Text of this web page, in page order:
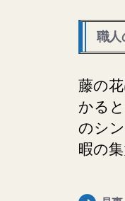
職人
藤の
かる
のシ
暇の